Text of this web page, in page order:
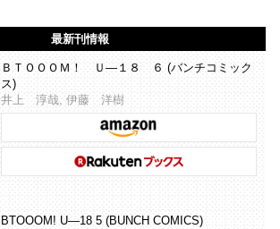
最新刊情報
ＢＴＯＯＯＭ！ Ｕ―１８ ６ (バンチコミック
ス)
井上 淳哉, 伊藤 洋樹
BTOOOM! U―18 5 (BUNCH COMICS)